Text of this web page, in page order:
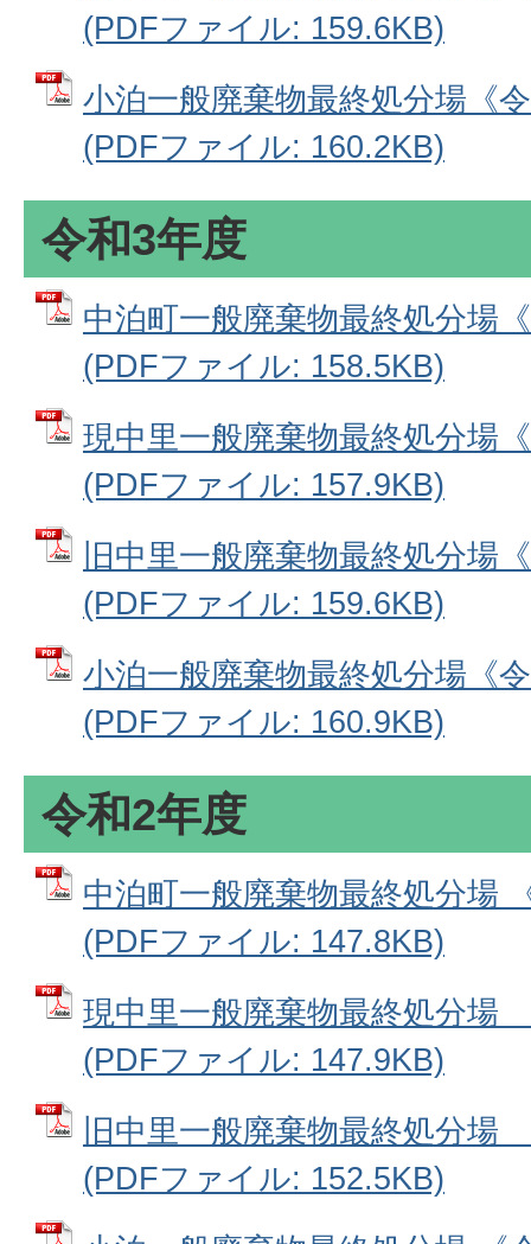
(PDFファイル: 159.6KB)
小泊一般廃棄物最終処分場《
(PDFファイル: 160.2KB)
令和3年度
中泊町一般廃棄物最終処分場
(PDFファイル: 158.5KB)
現中里一般廃棄物最終処分場
(PDFファイル: 157.9KB)
旧中里一般廃棄物最終処分場
(PDFファイル: 159.6KB)
小泊一般廃棄物最終処分場《
(PDFファイル: 160.9KB)
令和2年度
中泊町一般廃棄物最終処分場
(PDFファイル: 147.8KB)
現中里一般廃棄物最終処分場
(PDFファイル: 147.9KB)
旧中里一般廃棄物最終処分場
(PDFファイル: 152.5KB)